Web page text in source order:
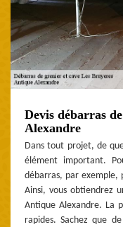
Devis débarras
Alexandre
Dans tout projet, de
élément important.
débarras, par exemple,
Ainsi, vous obtiendrez
Antique Alexandre. La
rapides. Sachez que